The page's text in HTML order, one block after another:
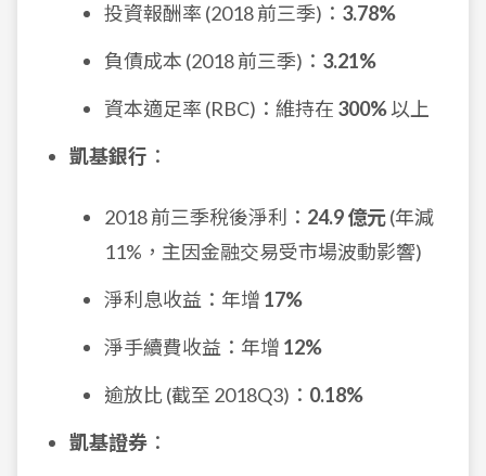
投資報酬率 (2018 前三季)： 3.78%
負債成本 (2018 前三季)： 3.21%
資本適足率 (RBC)：維持在 300%以上
凱基銀行 ：
2018 前三季稅後淨利： 24.9 億元(年減
11%，主因金融交易受市場波動影響)
淨利息收益：年增 17%
淨手續費收益：年增 12%
逾放比 (截至 2018Q3)： 0.18%
凱基證券 ：